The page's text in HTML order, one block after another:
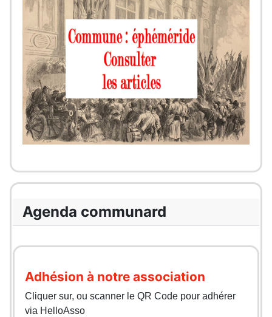
Agenda communard
Adhésion à notre association
Cliquer sur, ou scanner le QR Code pour adhérer
via HelloAsso